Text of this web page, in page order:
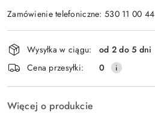
Zamówienie telefoniczne: 530 11 00 44
Wyślij
Dostępność
i
dostawa
Wysyłka w ciągu:
od 2 do 5 dni
Cena przesyłki:
0
Więcej o produkcie